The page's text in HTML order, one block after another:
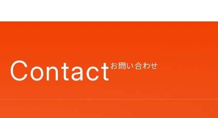
Contactお問い合わせ